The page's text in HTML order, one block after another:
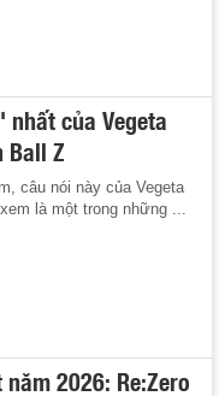
của Vegeta
Ball Z
câu nói này của Vegeta
là một trong những ...
2026: Re:Zero